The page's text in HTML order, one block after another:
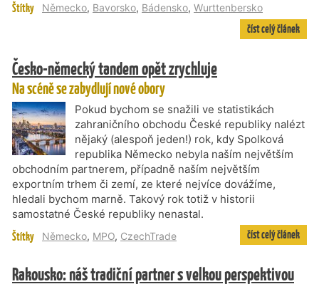
Štítky Německo, Bavorsko, Bádensko, Wurttenbersko
číst celý článek
Česko-německý tandem opět zrychluje
Na scéně se zabydlují nové obory
Pokud bychom se snažili ve statistikách
zahraničního obchodu České republiky nalézt
nějaký (alespoň jeden!) rok, kdy Spolková
republika Německo nebyla naším největším
obchodním partnerem, případně naším největším
exportním trhem či zemí, ze které nejvíce dovážíme,
hledali bychom marně. Takový rok totiž v historii
samostatné České republiky nenastal.
Štítky Německo, MPO, CzechTrade číst celý článek
Rakousko: náš tradiční partner s velkou perspektivou